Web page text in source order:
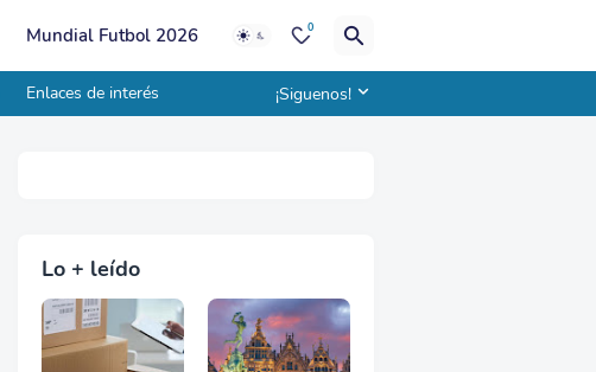
Mundial Futbol 2026 0
Enlaces de interés ¡Siguenos!
Lo + leído